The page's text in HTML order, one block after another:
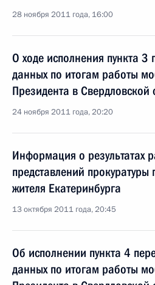
28 ноября 2011 года, 16:00
О ходе исполнения пункта 3
данных по итогам работы
Президента в Свердловской
24 ноября 2011 года, 20:20
Информация о результатах
представлений
жителя Екатеринбурга
13 октября 2011 года, 20:45
Об исполнении пункта 4
данных по итогам работы